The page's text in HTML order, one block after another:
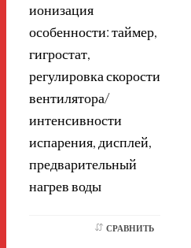
ионизация
особенности: таймер,
гигростат,
регулировка скорости
вентилятора/
интенсивности
испарения, дисплей,
предварительный
нагрев воды
СРАВНИТЬ